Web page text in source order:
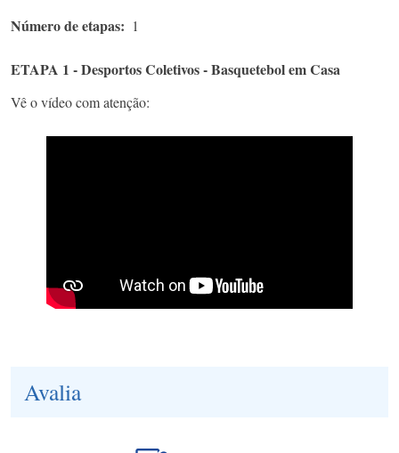
Número de etapas 1
ETAPA 1 - Desportos Coletivos - Basquetebol em Casa
Vê o vídeo com atenção:
Avalia